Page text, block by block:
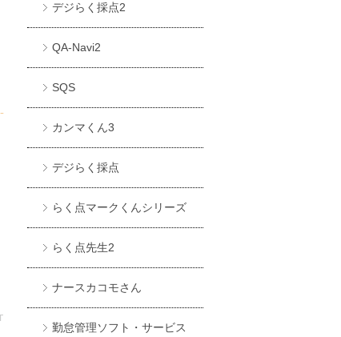
デジらく採点2
QA-Navi2
SQS
カンマくん3
デジらく採点
らく点マークくんシリーズ
らく点先生2
ナースカコモさん
勤怠管理ソフト・サービス